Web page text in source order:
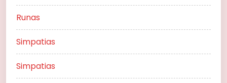
Runas
Simpatias
Simpatias